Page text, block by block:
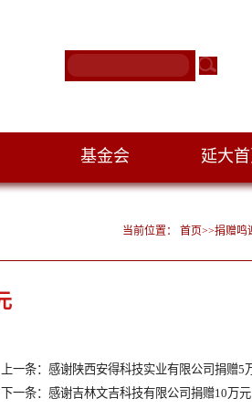
基金会 延大
当前位置： 首页>>捐赠鸣
上一条：感谢陕西安得科技实业有限公司捐赠5
下一条：感谢吉林文吉科技有限公司捐赠10万元